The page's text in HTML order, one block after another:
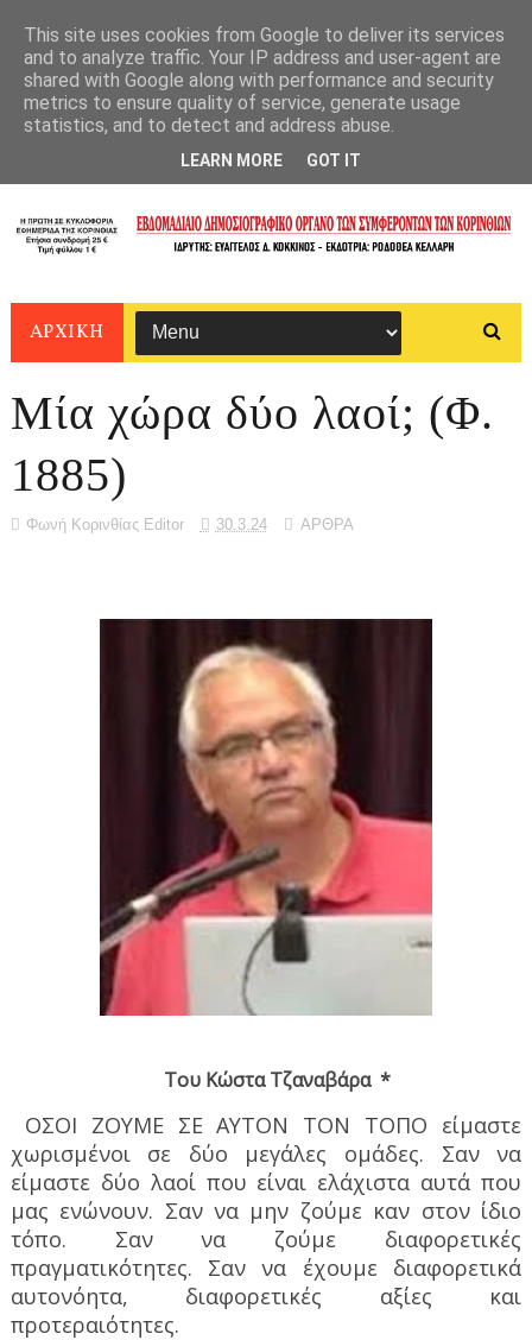
ΑΡΧΙΚΗ
Μία χώρα δύο λαοί; (Φ.
1885)
Φωνή Κορινθίας Editor 30.3.24 ΑΡΘΡΑ
Του Κώστα Τζαναβάρα *
ΟΣΟΙ ΖΟΥΜΕ ΣΕ ΑΥΤΟΝ ΤΟΝ ΤΟΠΟ είμαστε
χωρισμένοι σε δύο μεγάλες ομάδες. Σαν να
είμαστε δύο λαοί που είναι ελάχιστα αυτά που
μας ενώνουν. Σαν να μην ζούμε καν στον ίδιο
τόπο. Σαν να ζούμε διαφορετικές
πραγματικότητες. Σαν να έχουμε διαφορετικά
αυτονόητα, διαφορετικές αξίες και
προτεραιότητες.
This site uses cookies from Google to deliver its services
and to analyze traffic. Your IP address and user-agent are
shared with Google along with performance and security
metrics to ensure quality of service, generate usage
statistics, and to detect and address abuse.
LEARN MORE GOT IT